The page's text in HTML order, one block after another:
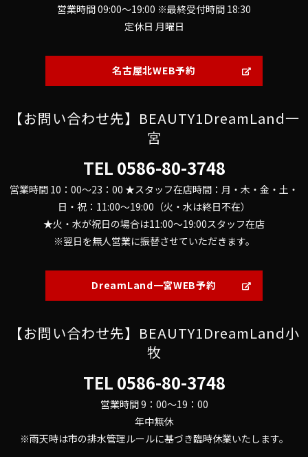
営業時間 09:00～19:00 ※最終受付時間 18:30
定休日 月曜日
名古屋北WEB予約
【お問い合わせ先】BEAUTY1DreamLand一
宮
TEL 0586-80-3748
営業時間 10：00～23：00 ★スタッフ在店時間：月・木・金・土・
日・祝：11:00～19:00（火・水は終日不在）
★火・水が祝日の場合は11:00～19:00スタッフ在店
※翌日を無人営業に振替させていただきます。
DreamLand一宮WEB予約
【お問い合わせ先】BEAUTY1DreamLand小
牧
TEL 0586-80-3748
営業時間 9：00～19：00
年中無休
※雨天時は市の排水管理ルールに基づき臨時休業いたします。